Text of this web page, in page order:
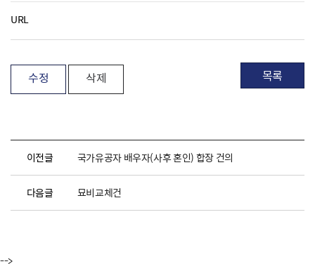
URL
수정 삭제 목록
이전글 국가유공자 배우자(사후 혼인) 합장 건의
다음글 묘비교체건
-->